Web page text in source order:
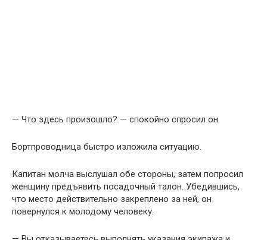
— Что здесь произошло? — спокойно спросил он.
Бортпроводница быстро изложила ситуацию.
Капитан молча выслушал обе стороны, затем попросил
женщину предъявить посадочный талон. Убедившись,
что место действительно закреплено за ней, он
повернулся к молодому человеку.